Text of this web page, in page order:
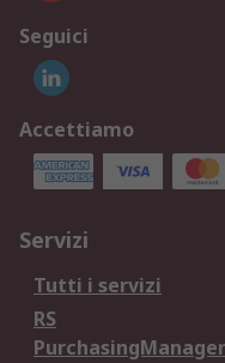
Seguici
Accettiamo
Servizi
Tutti i servizi
RS